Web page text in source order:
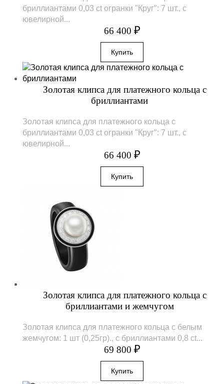
бриллиантами 0,03 ct огранки "Круг": 7 шт., с
ювелирной...
66 400 ₽
Золотая клипса для платежного кольца с
бриллиантами
Золотая клипса для платежного кольца с
бриллиантами 0,03 ct огранки "Круг": 7 шт., с
ювелирной...
66 400 ₽
Золотая клипса для платежного кольца с
бриллиантами и жемчугом
Золотая клипса для платежного кольца с белым
жемчугом: 1 шт (0,25гр)., с бриллиантами 0,8 ct...
69 800 ₽